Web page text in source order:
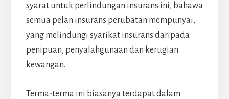
syarat untuk perlindungan insurans ini, bahawa
semua pelan insurans perubatan mempunyai,
yang melindungi syarikat insurans daripada
penipuan, penyalahgunaan dan kerugian
kewangan.
Terma-terma ini biasanya terdapat dalam